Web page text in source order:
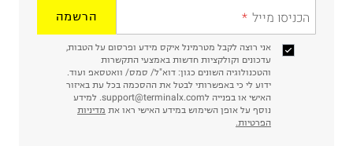
הכניסו מייל הרשמה
אני רוצה לקבל מטרמינל איקס מידע ופרסום על הטבות,
עדכונים וקולקציות חדשות באמצעי התקשרות
והטכנולוגיה השונים כגון: דוא"ל/ סמס/ וואטסאפ ועוד.
ידוע לי כי באפשרותי לבטל את ההסכמה בכל עת באיזור
האישי או בפנייה לsupport@terminalx.com. למידע
נוסף על אופן השימוש במידע האישי ראו את מדיניות
הפרטיות.